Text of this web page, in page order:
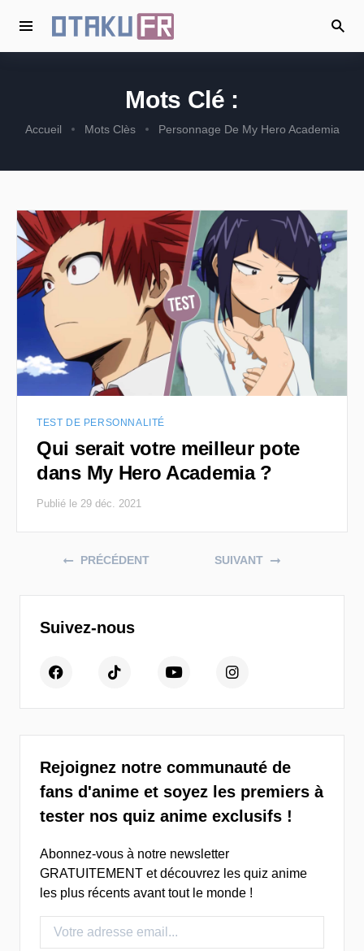
Mots Clé :
Accueil Mots Clès Personnage De My Hero Academia
TEST DE PERSONNALITÉ
Qui serait votre meilleur pote
dans My Hero Academia ?
Publié le 29 déc. 2021
Posts navigation
PRÉCÉDENT SUIVANT
Suivez-nous
Rejoignez notre communauté de
fans d'anime et soyez les premiers à
tester nos quiz anime exclusifs !
Abonnez-vous à notre newsletter
GRATUITEMENT et découvrez les quiz anime
les plus récents avant tout le monde !